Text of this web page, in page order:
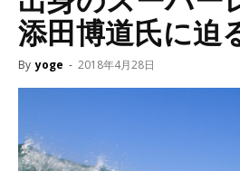
添田博道氏に迫
By yoge - 2018年4月28日